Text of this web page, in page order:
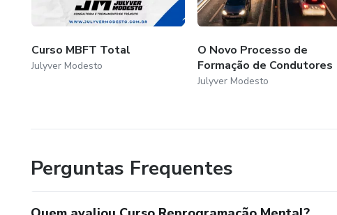
Curso MBFT Total
Julyver Modesto
O Novo Processo de
Formação de Condutores
Julyver Modesto
Perguntas Frequentes